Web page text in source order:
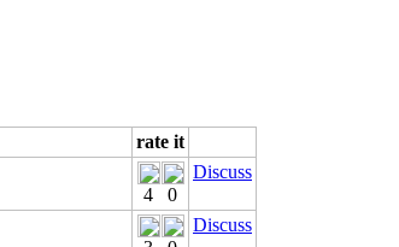
rate it
4
0
Discuss
Discuss